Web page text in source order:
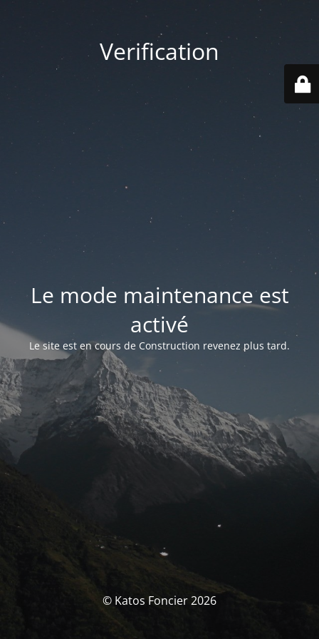
Verification
Le mode maintenance est
activé
Le site est en cours de Construction revenez plus tard.
© Katos Foncier 2026